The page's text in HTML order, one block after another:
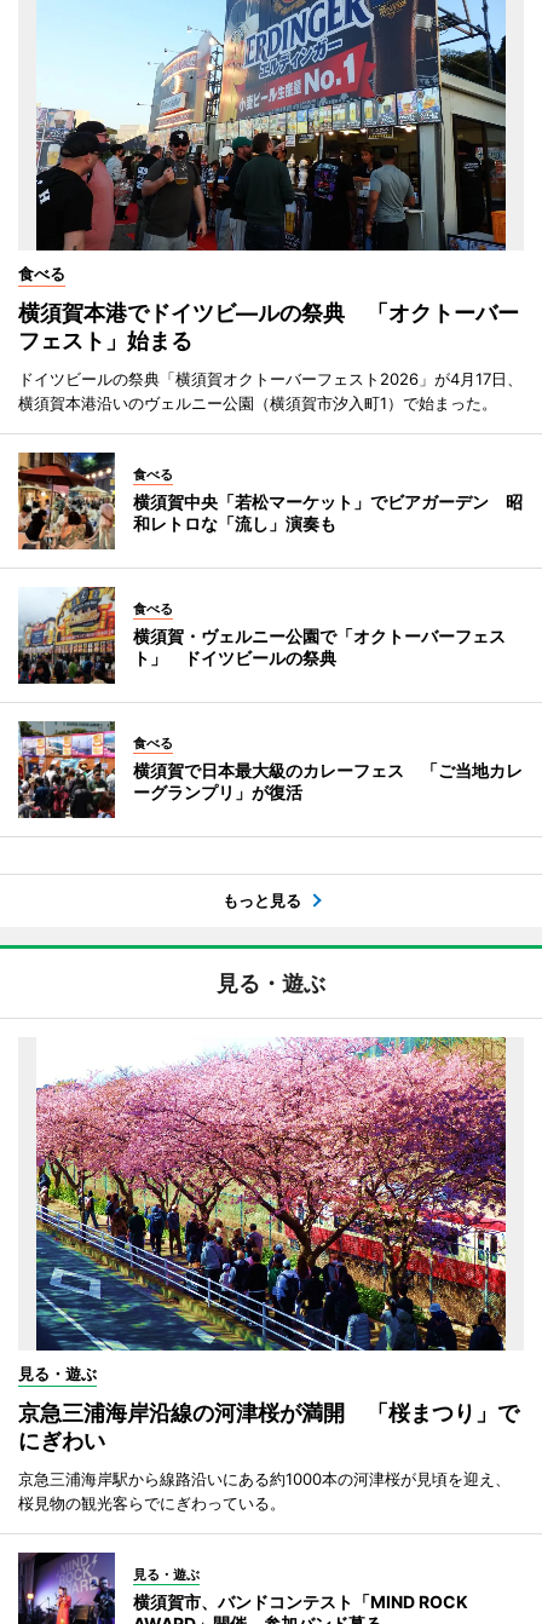
食べる
横須賀本港でドイツビ―ルの祭典 「オクトーバー
フェスト」始まる
ドイツビールの祭典「横須賀オクトーバーフェスト2026」が4月17日、
横須賀本港沿いのヴェルニー公園（横須賀市汐入町1）で始まった。
食べる
横須賀中央「若松マーケット」でビアガーデン 昭
和レトロな「流し」演奏も
食べる
横須賀・ヴェルニー公園で「オクトーバーフェス
ト」 ドイツビールの祭典
食べる
横須賀で日本最大級のカレーフェス 「ご当地カレ
ーグランプリ」が復活
もっと見る
見る・遊ぶ
見る・遊ぶ
京急三浦海岸沿線の河津桜が満開 「桜まつり」で
にぎわい
京急三浦海岸駅から線路沿いにある約1000本の河津桜が見頃を迎え、
桜見物の観光客らでにぎわっている。
見る・遊ぶ
横須賀市、バンドコンテスト「MIND ROCK